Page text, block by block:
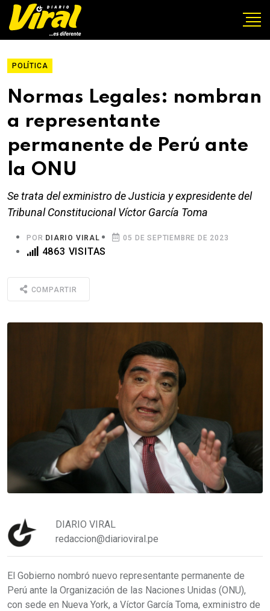
POLÍTICA
Normas Legales: nombran
a representante
permanente de Perú ante
la ONU
Se trata del exministro de Justicia y expresidente del
Tribunal Constitucional Víctor García Toma
POR DIARIO VIRAL 05 DE SEPTIEMBRE DE 2023
4863 VISITAS
COMPARTIR
DIARIO VIRAL
redaccion@diarioviral.pe
El Gobierno nombró nuevo representante permanente de
Perú ante la Organización de las Naciones Unidas (ONU),
con sede en Nueva York, a Víctor García Toma, exministro de